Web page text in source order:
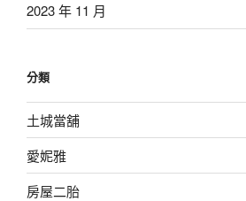
2023 年 11 月
分類
土城當舖
愛妮雅
房屋二胎